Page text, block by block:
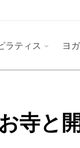
ラティス ヨガ
寺と